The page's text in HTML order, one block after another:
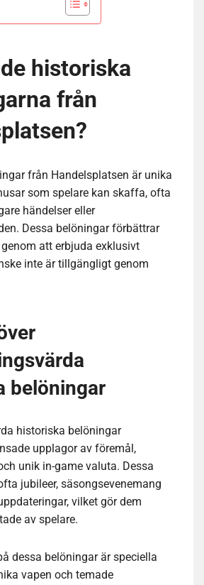
historiska
från
från Handelsplatsen är unika
som spelare kan skaffa, ofta
händelser eller
Dessa belöningar förbättrar
att erbjuda exklusivt
inte är tillgängligt genom
belöningar
historiska belöningar
upplagor av föremål,
unik in-game valuta. Dessa
jubileer, säsongsevenemang
vilket gör dem
av spelare.
dessa belöningar är speciella
vapen och temade